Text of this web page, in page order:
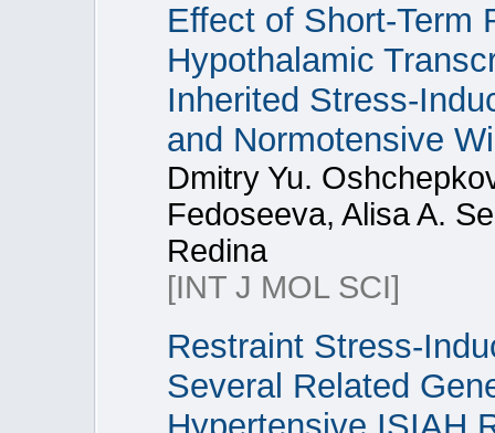
Effect of Short-Term
Hypothalamic
Inherited Stress-
and Normotensive
Dmitry Yu.
Fedoseeva, Alisa A.
Redina
[INT J MOL SCI]
Restraint Stress-
Several Related